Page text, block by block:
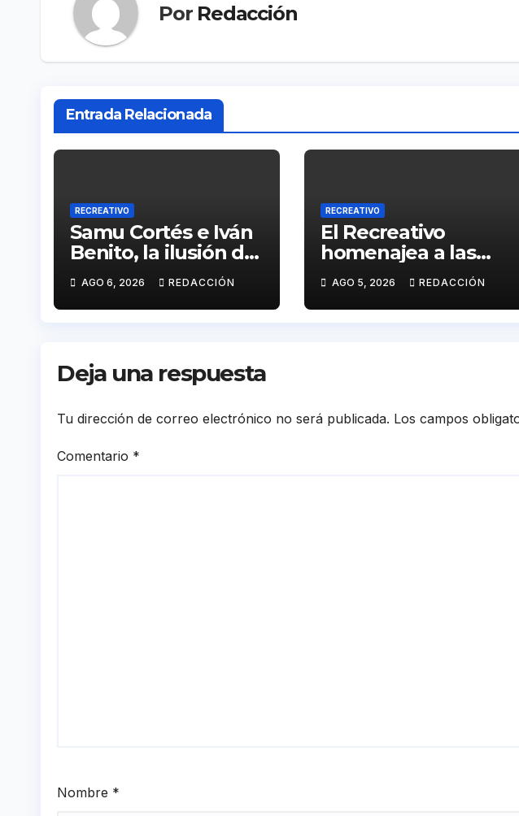
Por Redacción
Entrada Relacionada
RECREATIVO
Samu Cortés e Iván
Benito, la ilusión de
los jóvenes al
servicio del Decano
AGO 6, 2026 REDACCIÓN
RECREATIVO
El Recreativo
homenajea a las
víctimas del 20-D
en el XX aniversario
de la tragedia
AGO 5, 2026 REDACCIÓN
Deja una respuesta
Tu dirección de correo electrónico no será publicada. Los campos
Comentario *
Nombre *